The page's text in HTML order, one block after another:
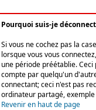
Pourquoi suis-je
Si vous ne cochez pas la
lorsque vous vous
une période préétablie.
compte par quelqu'un
connectant; ceci n'est pas
ordinateur partagé,
Revenir en haut de page